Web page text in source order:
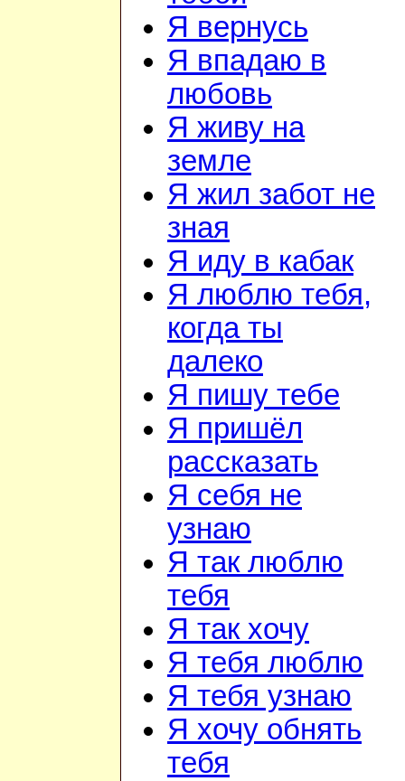
Я вернусь
Я впадаю в
любовь
Я живу на
земле
Я жил забот не
зная
Я иду в кабак
Я люблю тебя,
когда ты
далеко
Я пишу тебе
Я пришёл
рассказать
Я себя не
узнаю
Я так люблю
тебя
Я так хочу
Я тебя люблю
Я тебя узнаю
Я хочу обнять
тебя